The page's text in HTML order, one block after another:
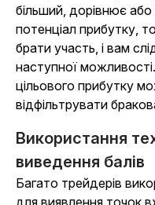
більший, дорівнює
потенціал прибутку,
брати участь, і вам
наступної
цільового прибутку
відфільтрувати
Використання
виведення балів
Багато трейдерів
для виявлення точок